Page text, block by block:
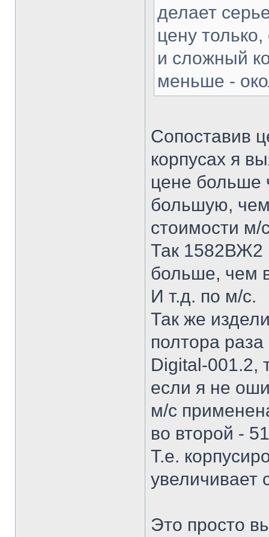
делает
цену
и сложный
меньше -
Сопоставив
корпусах я
цене больше
большую, чем
стоимости м/
Так 1582ВЖ2
больше, чем
И т.д. по м/с.
Так же
полтора
Digital-001.2,
если я не
м/с
во второй -
Т.е.
увеличивает
Это просто